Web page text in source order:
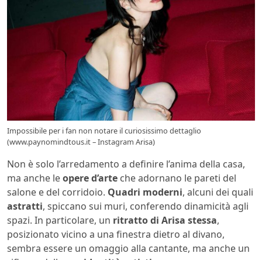
Impossibile per i fan non notare il curiosissimo dettaglio
(www.paynomindtous.it – Instagram Arisa)
Non è solo l’arredamento a definire l’anima della casa,
ma anche leopere d’arte che adornano le pareti del
salone e del corridoio. Quadri moderni, alcuni dei quali
astratti, spiccano sui muri, conferendo dinamicità agli
spazi. In particolare, un ritratto di Arisa stessa,
posizionato vicino a una finestra dietro al divano,
sembra essere un omaggio alla cantante, ma anche un